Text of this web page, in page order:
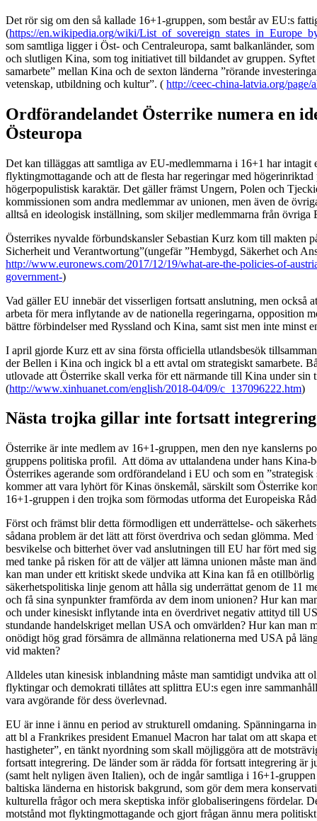
Det rör sig om den så kallade 16+1-gruppen, som består av EU:s
(https://en.wikipedia.org/wiki/
som samtliga ligger i Öst- och Centraleuropa, samt balkanländer,
och slutligen Kina, som tog initiativet till bildandet av gruppen.
samarbete” mellan Kina och de sexton länderna ”rörande
vetenskap, utbildning och kultur”. ( http://ceec-china-latvia.org/page/
Ordförandelandet Österrike numera en
Östeuropa
Det kan tilläggas att samtliga av EU-medlemmarna i 16+1 har intagit
flyktingmottagande och att de flesta har regeringar med
högerpopulistisk karaktär. Det gäller främst Ungern, Polen och
kommissionen som andra medlemmar av unionen, men även de
alltså en ideologisk inställning, som skiljer medlemmarna från övriga
Österrikes nyvalde förbundskansler Sebastian Kurz kom till makten
Sicherheit und Verantwortung”(ungefär ”Hembygd, Säkerhet och
http://www.euronews.com/2017/12/19/what-are-the-policies-of-
government-)
Vad gäller EU innebär det visserligen fortsatt anslutning, men också
arbeta för mera inflytande av de nationella regeringarna, opposition
bättre förbindelser med Ryssland och Kina, samt sist men inte minst
I april gjorde Kurz ett av sina första officiella utlandsbesök
der Bellen i Kina och ingick bl a ett avtal om strategiskt samarbete.
utlovade att Österrike skall verka för ett närmande till Kina under sin
(http://www.xinhuanet.com/english/2018-04/09/c_137096222.htm)
Nästa trojka gillar inte fortsatt integrering
Österrike är inte medlem av 16+1-gruppen, men den nye kanslerns
gruppens politiska profil. Att döma av uttalandena under hans Kina-
Österrikes agerande som ordförandeland i EU och som en
kommer att vara lyhört för Kinas önskemål, särskilt som Österrike
16+1-gruppen i den trojka som förmodas utforma det Europeiska
Först och främst blir detta förmodligen ett underrättelse- och
sådana problem är det lätt att först överdriva och sedan glömma. Med
besvikelse och bitterhet över vad anslutningen till EU har fört med
med tanke på risken för att de väljer att lämna unionen måste man
kan man under ett kritiskt skede undvika att Kina kan få en
säkerhetspolitiska linje genom att hålla sig underrättat genom de 11
och få sina synpunkter framförda av dem inom unionen? Hur kan
och under kinesiskt inflytande inta en överdrivet negativ attityd till
stundande handelskriget mellan USA och omvärlden? Hur kan man
onödigt hög grad försämra de allmänna relationerna med USA på
vid makten?
Alldeles utan kinesisk inblandning måste man samtidigt undvika att
flyktingar och demokrati tillåtes att splittra EU:s egen inre
vara avgörande för dess överlevnad.
EU är inne i ännu en period av strukturell omdaning. Spänningarna
att bl a Frankrikes president Emanuel Macron har talat om att skapa
hastigheter”, en tänkt nyordning som skall möjliggöra att de
fortsatt integrering. De länder som är rädda för fortsatt integrering är
(samt helt nyligen även Italien), och de ingår samtliga i 16+1-
baltiska länderna en historisk bakgrund, som gör dem mera
kulturella frågor och mera skeptiska inför globaliseringens fördelar.
motstånd mot flyktingmottagande och gjort frågan ännu mera